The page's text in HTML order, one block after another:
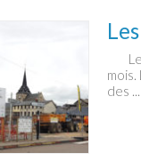
Les
des